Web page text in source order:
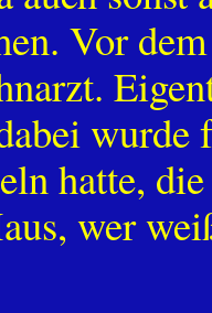
Vor
wurde
hatte,
wer